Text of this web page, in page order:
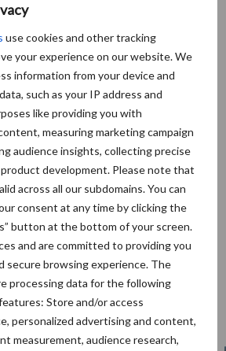
use cookies and other tracking
your experience on our website. We
information from your device and
such as your IP address and
like providing you with
measuring marketing campaign
audience insights, collecting precise
development. Please note that
across all our subdomains. You can
consent at any time by clicking the
button at the bottom of your screen.
and are committed to providing you
secure browsing experience. The
processing data for the following
Store and/or access
personalized advertising and content,
measurement, audience research,
afspraken. Dan wordt
dierwaardiger veehouderij.
een dierwaardige
van partijen met elkaar in
Het onderzoeksrapport
en de brede wens